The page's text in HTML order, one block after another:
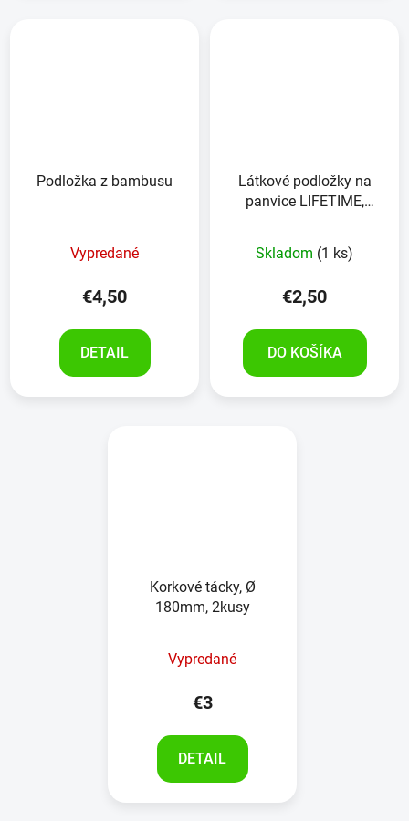
Podložka z bambusu
Vypredané
€4,50
DETAIL
Látkové podložky na
panvice LIFETIME,
Skladom (1 ks)
€2,50
DO KOŠÍKA
Korkové tácky, Ø
180mm, 2kusy
Vypredané
€3
DETAIL